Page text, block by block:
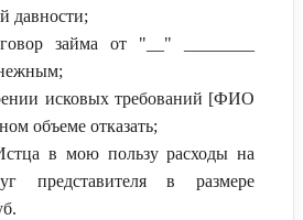
давности;
займа от "__" ________
исковых требований [ФИО
объеме отказать;
в мою пользу расходы на
представителя в размере